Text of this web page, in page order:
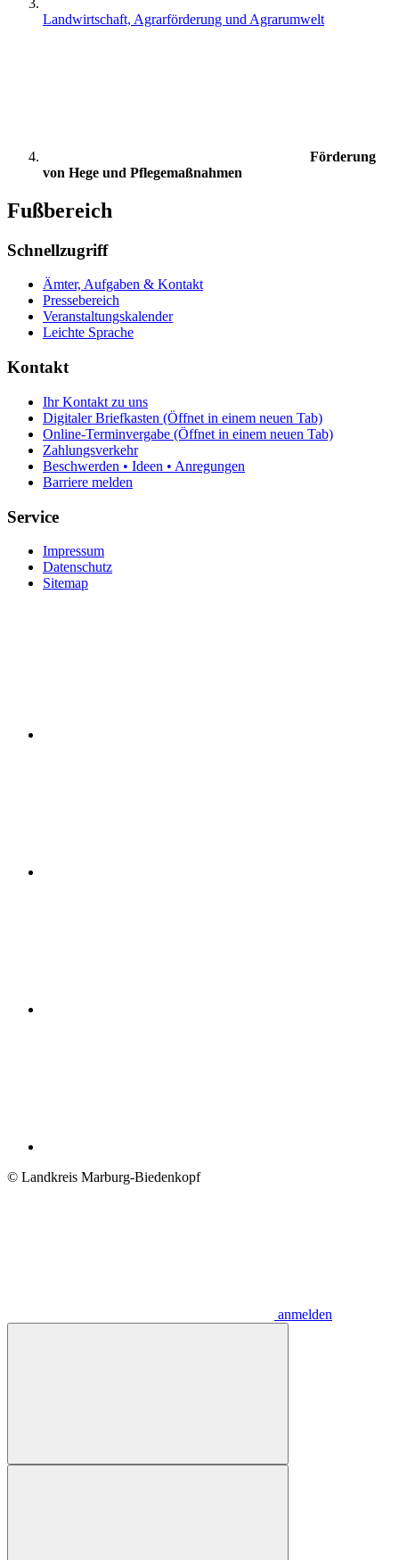
Landwirtschaft, Agrarförderung und Agrarumwelt
Förderung
von Hege und Pflegemaßnahmen
Fußbereich
Schnellzugriff
Ämter, Aufgaben & Kontakt
Pressebereich
Veranstaltungskalender
Leichte Sprache
Kontakt
Ihr Kontakt zu uns
Digitaler Briefkasten (Öffnet in einem neuen Tab)
Online-Terminvergabe (Öffnet in einem neuen Tab)
Zahlungsverkehr
Beschwerden • Ideen • Anregungen
Barriere melden
Service
Impressum
Datenschutz
Sitemap
© Landkreis Marburg-Biedenkopf
anmelden